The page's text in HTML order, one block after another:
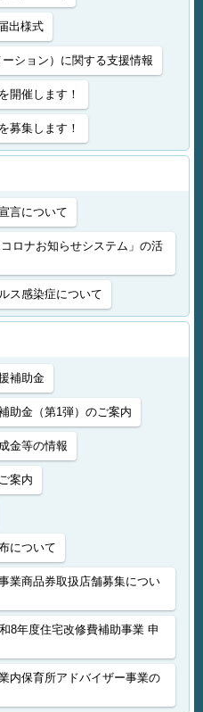
出様式
ション）に関する支援情報
開催します！
募集します！
言について
ロナお知らせシステム」の活
ス感染症について
補助金
助金（第1弾）のご案内
金等の情報
案内
について
業商品券取扱店舗募集につい
8年度住宅改修費補助事業 申
内保育所アドバイザー事業の